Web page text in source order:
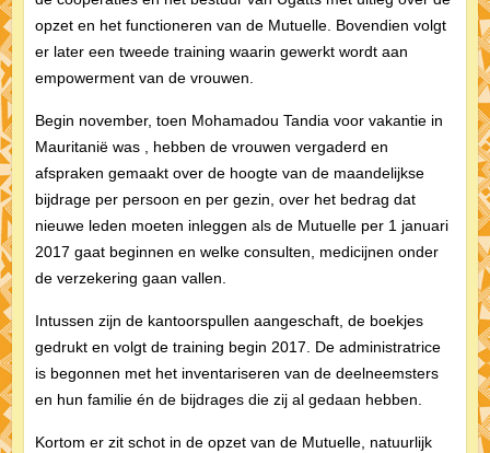
opzet en het functioneren van de Mutuelle. Bovendien volgt
er later een tweede training waarin gewerkt wordt aan
empowerment van de vrouwen.
Begin november, toen Mohamadou Tandia voor vakantie in
Mauritanië was , hebben de vrouwen vergaderd en
afspraken gemaakt over de hoogte van de maandelijkse
bijdrage per persoon en per gezin, over het bedrag dat
nieuwe leden moeten inleggen als de Mutuelle per 1 januari
2017 gaat beginnen en welke consulten, medicijnen onder
de verzekering gaan vallen.
Intussen zijn de kantoorspullen aangeschaft, de boekjes
gedrukt en volgt de training begin 2017. De administratrice
is begonnen met het inventariseren van de deelneemsters
en hun familie én de bijdrages die zij al gedaan hebben.
Kortom er zit schot in de opzet van de Mutuelle, natuurlijk